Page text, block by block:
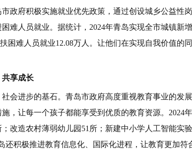
政府积极实施就业优先政策，通过创设城乡公益性
难人员就业。 据统计，2024年青岛实现全市城镇新
困难人员就业12.08万人。让他们在实现自我价值的
共享成长
会进步的基石。青岛市政府高度重视教育事业的发
，让每一个孩子都能享受到优质的教育资源。2024
改造农村薄弱幼儿园51所；新建中小学人工智能实
还积极推进教育信息化、国际化进程，让教育更加符